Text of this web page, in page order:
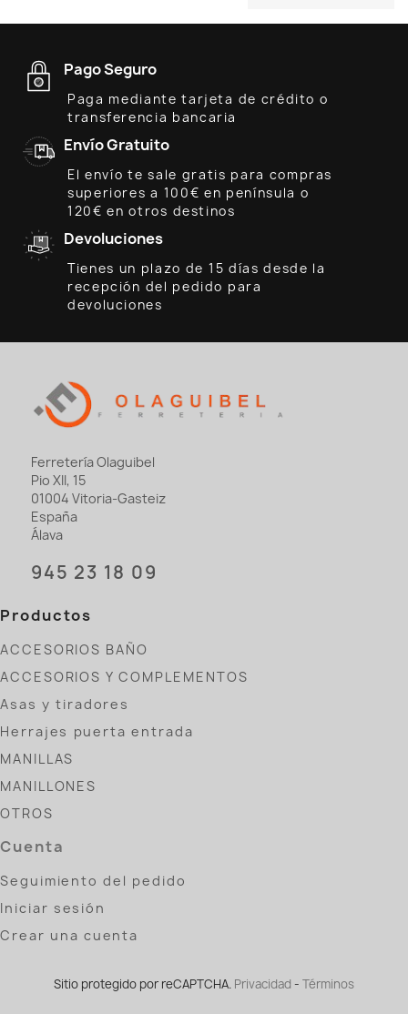
Pago Seguro
Paga mediante tarjeta de crédito o
transferencia bancaria
Envío Gratuito
El envío te sale gratis para compras
superiores a 100€ en península o
120€ en otros destinos
Devoluciones
Tienes un plazo de 15 días desde la
recepción del pedido para
devoluciones
Ferretería Olaguibel
Pio XII, 15
01004 Vitoria-Gasteiz
España
Álava
945 23 18 09
Productos
ACCESORIOS BAÑO
ACCESORIOS Y COMPLEMENTOS
Asas y tiradores
Herrajes puerta entrada
MANILLAS
MANILLONES
OTROS
Cuenta
Seguimiento del pedido
Iniciar sesión
Crear una cuenta
Sitio protegido por reCAPTCHA. Privacidad - Términos